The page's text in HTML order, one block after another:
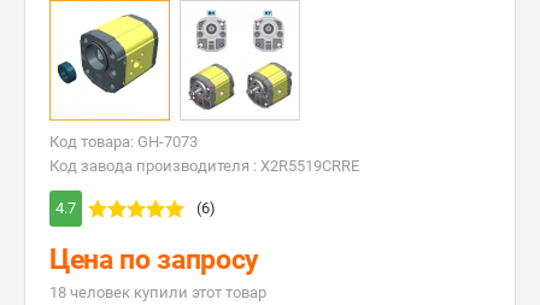
Код товара: GH-7073
Код завода производителя : X2R5519CRRE
4.7 (6)
Цена по запросу
18 человек купили этот товар